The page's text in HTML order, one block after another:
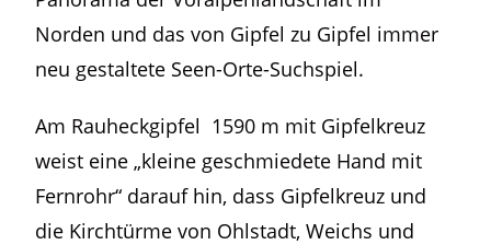
Norden und das von Gipfel zu Gipfel immer
neu gestaltete Seen-Orte-Suchspiel.
Am Rauheckgipfel 1590 m mit Gipfelkreuz
weist eine „kleine geschmiedete Hand mit
Fernrohr“ darauf hin, dass Gipfelkreuz und
die Kirchtürme von Ohlstadt, Weichs und